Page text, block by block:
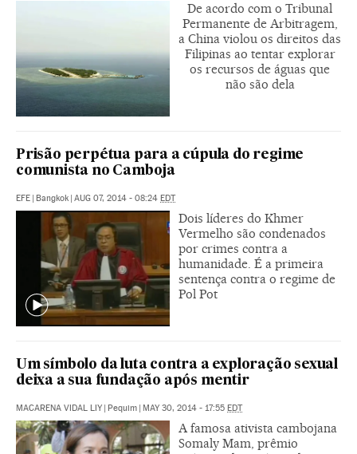
De acordo com o Tribunal
Permanente de Arbitragem,
a China violou os direitos das
Filipinas ao tentar explorar
os recursos de águas que
não são dela
Prisão perpétua para a cúpula do regime
comunista no Camboja
EFE | Bangkok | AUG 07, 2014 - 08:24 EDT
Dois líderes do Khmer
Vermelho são condenados
por crimes contra a
humanidade. É a primeira
sentença contra o regime de
Pol Pot
Um símbolo da luta contra a exploração sexual
deixa a sua fundação após mentir
MACARENA VIDAL LIY | Pequim | MAY 30, 2014 - 17:55 EDT
A famosa ativista cambojana
Somaly Mam, prêmio